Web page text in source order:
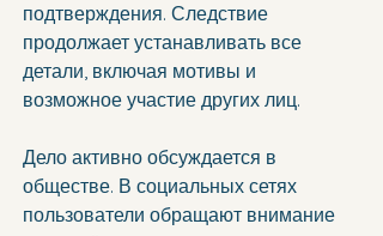
подтверждения. Следствие
продолжает устанавливать все
детали, включая мотивы и
возможное участие других лиц.
Дело активно обсуждается в
обществе. В социальных сетях
пользователи обращают внимание